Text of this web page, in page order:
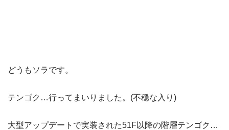
どうもソラです。
テンゴク…行ってまいりました。(不穏な入り)
大型アップデートで実装された51F以降の階層テンゴク…